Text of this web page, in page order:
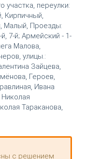
участка, переулки:
Кирпичный,
Малый, Проезды:
7-й; Армейский - 1-
Малова,
улицы.:
Зайцева,
Героев,
Ивана
Тараканова,
с решением